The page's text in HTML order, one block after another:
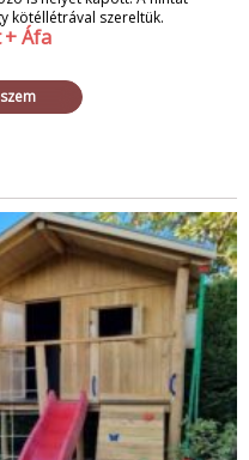
kötéllétrával szereltük.
+ Áfa